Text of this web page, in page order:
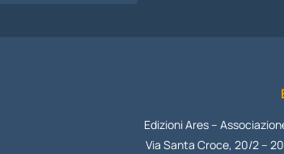
Edizioni Ares –
Via Santa Croce, 20/2 –